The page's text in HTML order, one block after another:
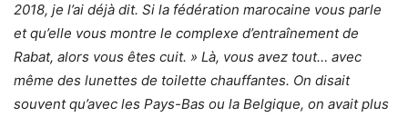
2018, je l’ai déjà dit. Si la fédération marocaine vous parle
et qu’elle vous montre le complexe d’entraînement de
Rabat, alors vous êtes cuit. » Là, vous avez tout… avec
même des lunettes de toilette chauffantes. On disait
souvent qu’avec les Pays-Bas ou la Belgique, on avait plus